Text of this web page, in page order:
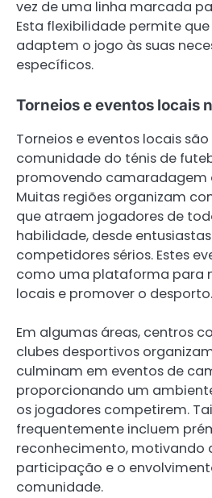
vez de uma linha marcada
Esta flexibilidade permite
adaptem o jogo às suas
específicos.
Torneios e eventos locais
Torneios e eventos locais
comunidade do ténis de
promovendo camaradagem
Muitas regiões organizam
que atraem jogadores de
habilidade, desde
competidores sérios. Estes
como uma plataforma para
locais e promover o desporto.
Em algumas áreas, centros
clubes desportivos
culminam em eventos de
proporcionando um
os jogadores competirem.
frequentemente incluem
reconhecimento, motivando
participação e o
comunidade.